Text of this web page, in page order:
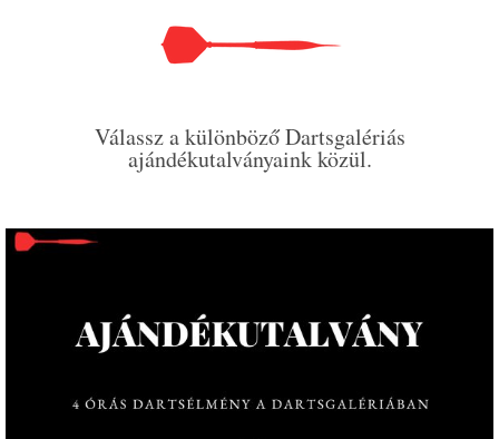
Válassz a különböző Dartsgalériás
ajándékutalványaink közül.